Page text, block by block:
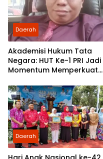
Daerah
Akademisi Hukum Tata
Negara: HUT Ke-1 PRI Jadi
Momentum Memperkuat
Pengabdian kepada
Rakyat
Daerah